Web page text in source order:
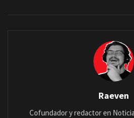
Raeven
Cofundador y redactor en